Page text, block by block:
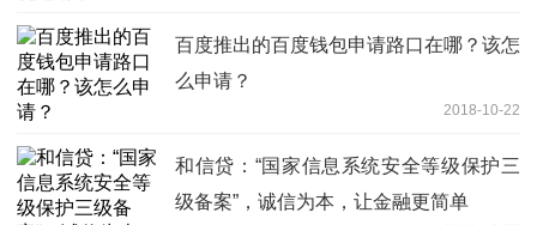
百度推出的百度钱包申请路口在哪？该怎
么申请？
2018-10-22
和信贷：“国家信息系统安全等级保护三
级备案”，诚信为本，让金融更简单